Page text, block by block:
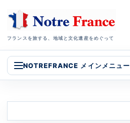
フランスを旅する、地域と文化遺産をめぐって
NOTREFRANCE メインメニュー